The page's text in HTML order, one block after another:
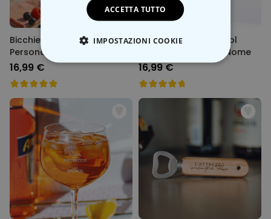
Bicchiere per l’Aperitivo
Personalizzato con Nome
16,99 €
Bicchiere Spritz Aperol
Personalizzato con Nome
16,99 €
ACCETTA TUTTO
IMPOSTAZIONI COOKIE
STRETTAMENTE NECESSARIO
NON CLASSIFICATO